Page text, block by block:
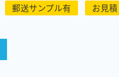
郵送サンプル有 お見